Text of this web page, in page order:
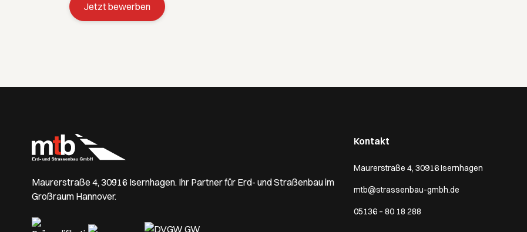
Jetzt bewerben
Maurerstraße 4, 30916 Isernhagen. Ihr Partner für Erd- und Straßenbau im
Großraum Hannover.
Kontakt
Maurerstraße 4, 30916 Isernhagen
mtb@strassenbau-gmbh.de
05136 – 80 18 288